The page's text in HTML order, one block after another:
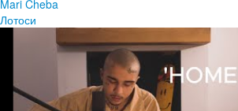
Mari Cheba
Лотоси